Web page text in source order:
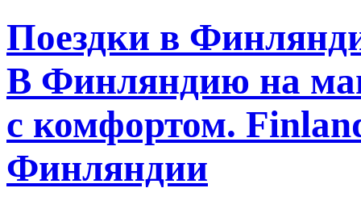
Поездки в
В Финляндию на
с комфортом.
Финляндии